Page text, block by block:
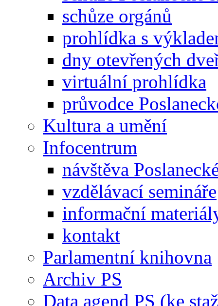
schůze orgánů
prohlídka s
dny otevřených
virtuální prohlídka
průvodce
Kultura a umění
Infocentrum
návštěva
vzdělávací semináře
informační
kontakt
Parlamentní knihovna
Archiv PS
Data agend PS (ke